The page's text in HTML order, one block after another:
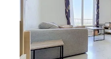
Appartement F3
53 000